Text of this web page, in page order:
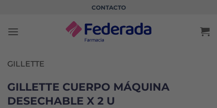
contenido
CONTACTO
GILLETTE
GILLETTE CUERPO MÁQUINA
DESECHABLE X 2 U